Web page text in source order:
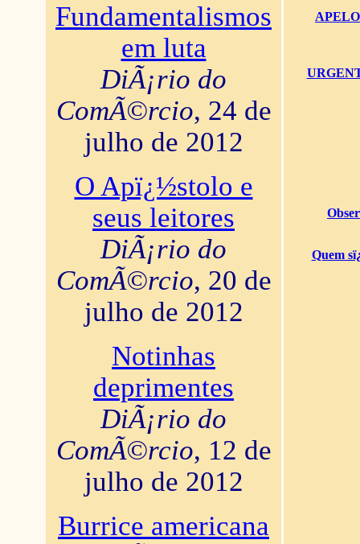
Fundamentalismos
em luta
DiÃ¡rio do
ComÃ©rcio, 24 de
julho de 2012
O Apï¿½stolo e
seus leitores
DiÃ¡rio do
ComÃ©rcio, 20 de
julho de 2012
Notinhas
deprimentes
DiÃ¡rio do
ComÃ©rcio, 12 de
julho de 2012
Burrice americana
Quem